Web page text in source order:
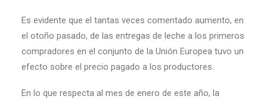
Es evidente que el tantas veces comentado aumento, en
el otoño pasado, de las entregas de leche a los primeros
compradores en el conjunto de la Unión Europea tuvo un
efecto sobre el precio pagado a los productores.
En lo que respecta al mes de enero de este año, la